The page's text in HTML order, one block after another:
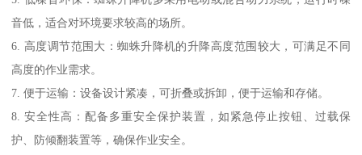
音低，适合对环境要求较高的场所。
6. 高度调节范围大：蜘蛛升降机的升降高度范围较大，可满足不同
高度的作业需求。
7. 便于运输：设备设计紧凑，可折叠或拆卸，便于运输和存储。
8. 安全性高：配备多重安全保护装置，如紧急停止按钮、过载保
护、防倾翻装置等，确保作业安全。